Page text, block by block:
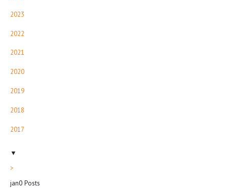
2023
2022
2021
2020
2019
2018
2017
▼
>
jan0 Posts